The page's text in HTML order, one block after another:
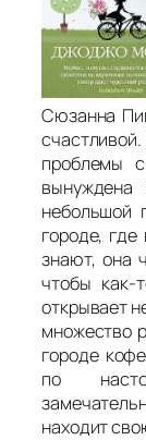
Сюзанна
проблемы
вынуждена
небольшой
городе,
знают, она
чтобы как-
открывает
множество
городе
по
находит